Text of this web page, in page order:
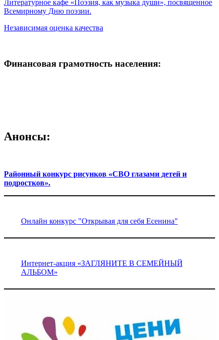
по
Post:
Литературное кафе «Поэзия, как музыка души», посвященное
Всемирному Дню поэзии.
Независимая оценка качества
Финансовая грамотность населения:
Анонсы:
Районный конкурс рисунков «СВО глазами детей и
подростков».
Онлайн конкурс "Открывая для себя Есенина"
Интернет-акция «ЗАГЛЯНИТЕ В СЕМЕЙНЫЙ
АЛЬБОМ»